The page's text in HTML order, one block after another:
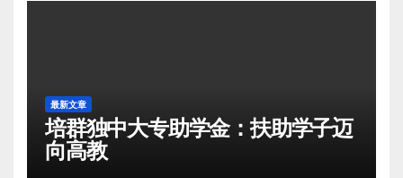
最新文章
培群独中大专助学金：扶助学子迈
向高教